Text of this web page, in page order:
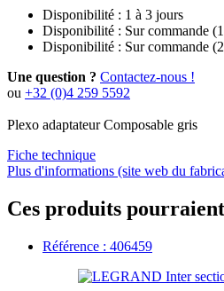
Disponibilité : 1 à 3 jours
Disponibilité : Sur commande
Disponibilité : Sur commande
Une question ? Contactez-nous !
ou +32 (0)4 259 5592
Plexo adaptateur Composable gris
Fiche technique
Plus d'informations (site web du
Ces produits
Référence : 406459